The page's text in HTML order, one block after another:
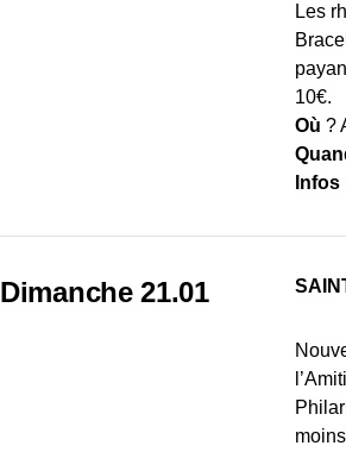
Les
10€.
Où ?
Infos
Dimanche 21.01